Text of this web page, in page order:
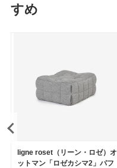
すめ
ligne roset（リーン・ロゼ）オ
ットマン「ロゼカシマ2」パフ